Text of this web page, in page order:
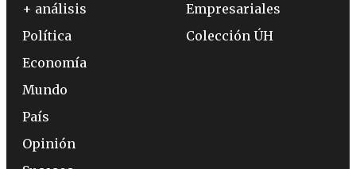
+ análisis
Política
Economía
Mundo
País
Opinión
Empresariales
Colección ÚH